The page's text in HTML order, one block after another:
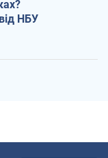
НБУ